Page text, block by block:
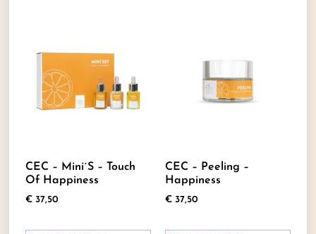
CEC – Mini´s – Touch
Of Happiness
€ 37,50
CEC – Peeling –
Happiness
€ 37,50